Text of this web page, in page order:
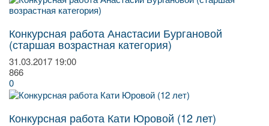
Конкурсная работа Анастасии Бургановой
(старшая возрастная категория)
31.03.2017 19:00
866
0
Конкурсная работа Кати Юровой (12 лет)